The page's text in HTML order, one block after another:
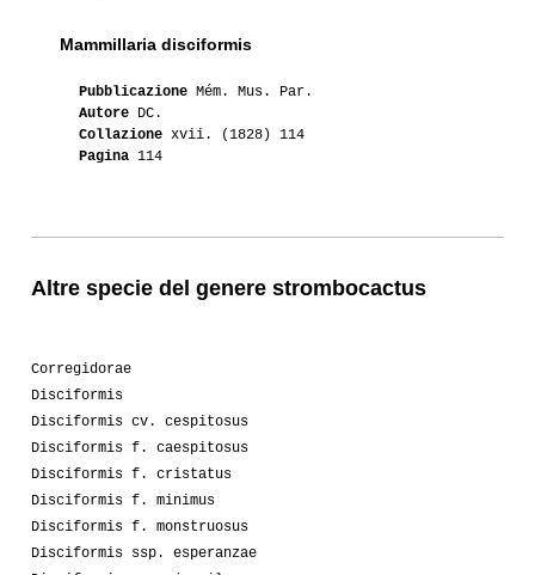
01-2014 Luca
06-2014 Astro86 1
06-2014 Lakota
04-2014
04-2014 Luca
04-2014 Tommaso76
01-2013
Mammillaria disciformis
Pubblicazione Mém. Mus. Par.
Autore DC.
Collazione xvii. (1828) 114
Pagina 114
Altre specie del genere strombocactus
Corregidorae
Disciformis
Disciformis cv. cespitosus
Disciformis f. caespitosus
Disciformis f. cristatus
Disciformis f. minimus
Disciformis f. monstruosus
Disciformis ssp. esperanzae